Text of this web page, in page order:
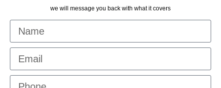
we will message you back with what it covers